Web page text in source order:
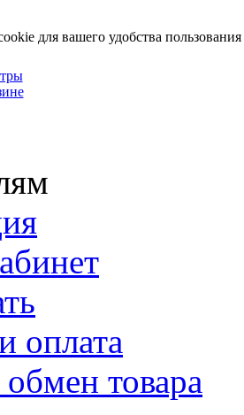
для вашего удобства
оплата
товара